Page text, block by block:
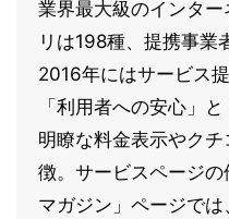
業界最大級のインタ
リは198種、提携事業
2016年にはサービス
「利用者への安心」
明瞭な料金表示やク
徴。サービスページ
マガジン」ページで